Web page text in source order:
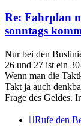
Re: Fahrplan
sonntags
Nur bei den
26 und 27 ist ein
Wenn man die
Takt ja auch
Frage des Geldes.
Rufe den